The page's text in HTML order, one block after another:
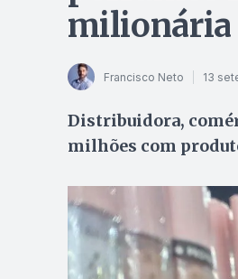
milionária
Francisco Neto 13
Distribuidora,
milhões com